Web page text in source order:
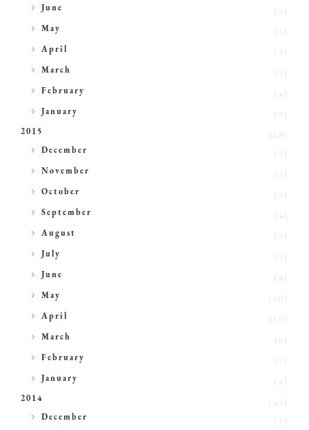
►
June
(3)
►
May
(3)
►
April
(3)
►
March
(3)
►
February
(4)
►
January
(9)
2015
(68)
►
December
(5)
►
November
(3)
►
October
(3)
►
September
(4)
►
August
(5)
►
July
(3)
►
June
(8)
►
May
►
April
►
March
(6)
►
February
►
January
(4)
2014
(43)
►
December